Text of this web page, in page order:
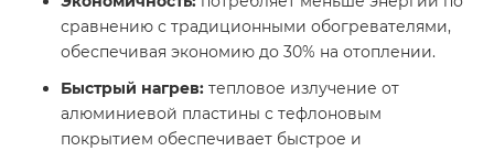
сравнению с традиционными обогревателями,
обеспечивая экономию до 30% на отоплении. ​
Быстрый нагрев: тепловое излучение от
алюминиевой пластины с тефлоновым
покрытием обеспечивает быстрое и